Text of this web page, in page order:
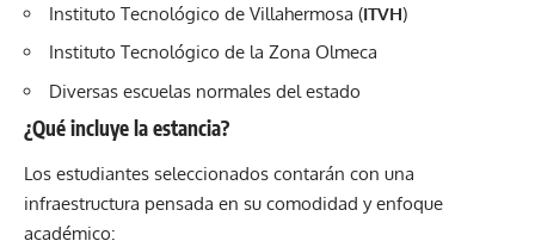
Instituto Tecnológico de Villahermosa (ITVH)
Instituto Tecnológico de la Zona Olmeca
Diversas escuelas normales del estado
¿Qué incluye la estancia?
Los estudiantes seleccionados contarán con una
infraestructura pensada en su comodidad y enfoque
académico: